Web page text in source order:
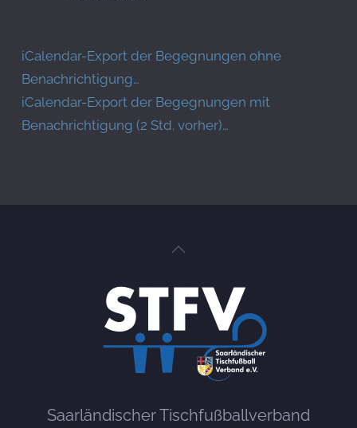
iCalendar-Export der Begegnungen ohne
Benachrichtigung…
iCalendar-Export der Begegnungen mit
Benachrichtigung (2 Std. vorher)…
Saarländischer Tischfußballverband